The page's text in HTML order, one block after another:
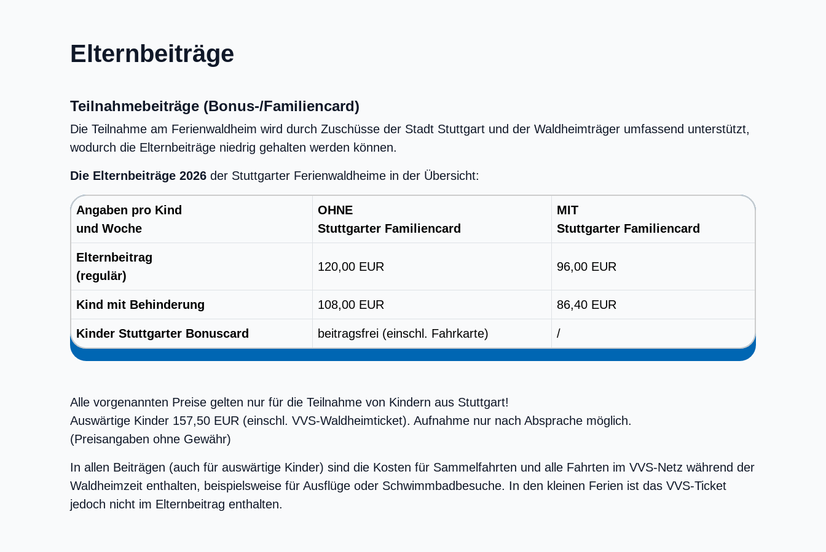
Elternbeiträge
Teilnahmebeiträge (Bonus-/Familiencard)
Die Teilnahme am Ferienwaldheim wird durch Zuschüsse der Stadt Stuttgart und der Waldheimträger umfassend unterstützt,
wodurch die Elternbeiträge niedrig gehalten werden können.
Die Elternbeiträge 2026 der Stuttgarter Ferienwaldheime in der Übersicht:
Angaben pro Kind
und Woche
OHNE
Stuttgarter Familiencard
MIT
Stuttgarter Familiencard
Elternbeitrag
(regulär)
120,00 EUR 96,00 EUR
Kind mit Behinderung 108,00 EUR 86,40 EUR
Kinder Stuttgarter Bonuscard beitragsfrei (einschl. Fahrkarte) /
Alle vorgenannten Preise gelten nur für die Teilnahme von Kindern aus Stuttgart!
Auswärtige Kinder 157,50 EUR (einschl. VVS-Waldheimticket). Aufnahme nur nach Absprache möglich.
(Preisangaben ohne Gewähr)
In allen Beiträgen (auch für auswärtige Kinder) sind die Kosten für Sammelfahrten und alle Fahrten im VVS-Netz während der
Waldheimzeit enthalten, beispielsweise für Ausflüge oder Schwimmbadbesuche. In den kleinen Ferien ist das VVS-Ticket
jedoch nicht im Elternbeitrag enthalten.